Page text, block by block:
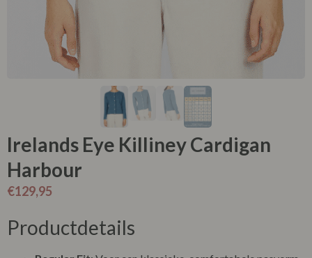
Irelands Eye Killiney Cardigan
Harbour
€129,95
Productdetails